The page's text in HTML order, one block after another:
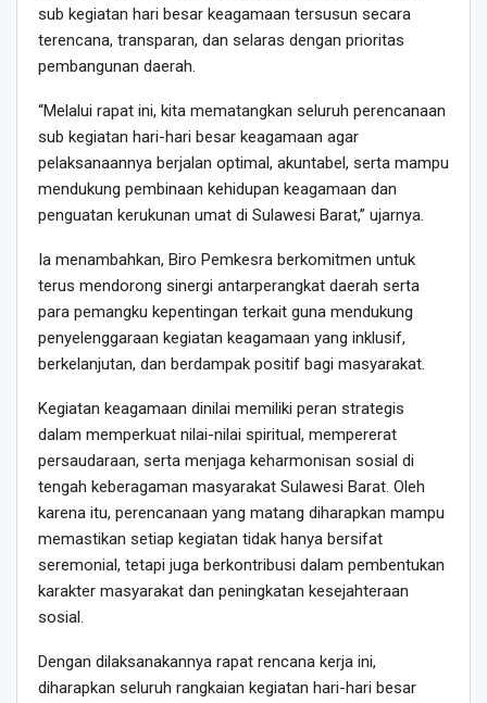
sub kegiatan hari besar keagamaan tersusun secara
terencana, transparan, dan selaras dengan prioritas
pembangunan daerah.
“Melalui rapat ini, kita mematangkan seluruh perencanaan
sub kegiatan hari-hari besar keagamaan agar
pelaksanaannya berjalan optimal, akuntabel, serta mampu
mendukung pembinaan kehidupan keagamaan dan
penguatan kerukunan umat di Sulawesi Barat,” ujarnya.
Ia menambahkan, Biro Pemkesra berkomitmen untuk
terus mendorong sinergi antarperangkat daerah serta
para pemangku kepentingan terkait guna mendukung
penyelenggaraan kegiatan keagamaan yang inklusif,
berkelanjutan, dan berdampak positif bagi masyarakat.
Kegiatan keagamaan dinilai memiliki peran strategis
dalam memperkuat nilai-nilai spiritual, mempererat
persaudaraan, serta menjaga keharmonisan sosial di
tengah keberagaman masyarakat Sulawesi Barat. Oleh
karena itu, perencanaan yang matang diharapkan mampu
memastikan setiap kegiatan tidak hanya bersifat
seremonial, tetapi juga berkontribusi dalam pembentukan
karakter masyarakat dan peningkatan kesejahteraan
sosial.
Dengan dilaksanakannya rapat rencana kerja ini,
diharapkan seluruh rangkaian kegiatan hari-hari besar